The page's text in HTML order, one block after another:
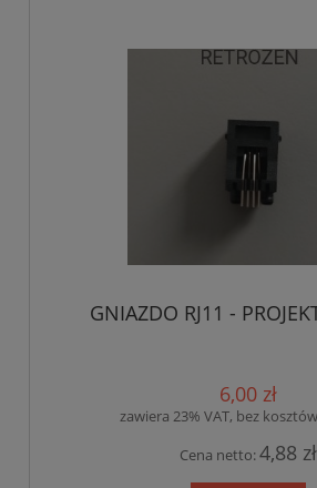
GNIAZDO RJ11 -
6,00 zł
zawiera 23% VAT, bez
Cena netto:4,88 zł